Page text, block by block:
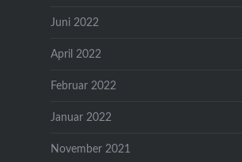
Juni 2022
April 2022
Februar 2022
Januar 2022
November 2021